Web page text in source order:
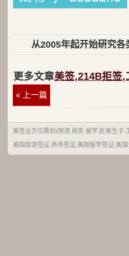
从2005年起开始研究
更多文章美签,214B拒签
« 上一篇
美签全方位策划(旅游.商务.留学.赴美生子.
美国旅游签证,商务签证,美国留学签证,美